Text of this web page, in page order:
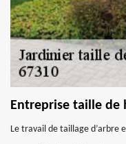
Entreprise taille de
Le travail de taillage d’arbre